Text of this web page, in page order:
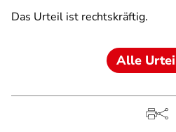
Das Urteil ist rechtskräftig.
Alle